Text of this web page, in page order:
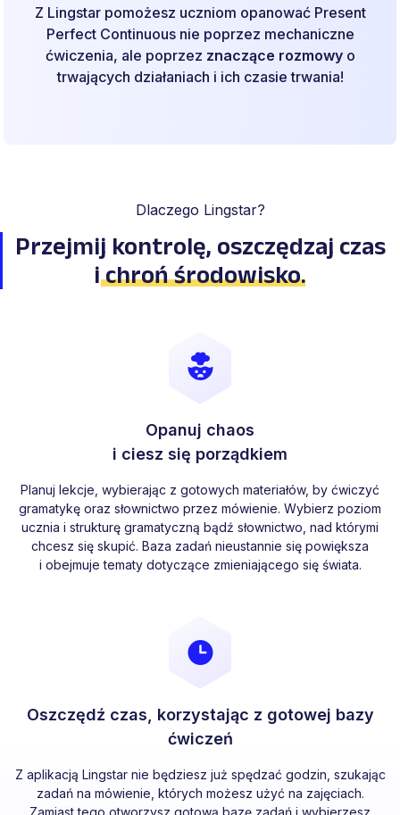
Z Lingstar pomożesz uczniom opanować Present
Perfect Continuous nie poprzez mechaniczne
ćwiczenia, ale poprzez znaczące rozmowyo
trwających działaniach i ich czasie trwania!
Dlaczego Lingstar?
Przejmij kontrolę, oszczędzaj czas
ichroń środowisko.
Opanuj chaos
i ciesz się porządkiem
Planuj lekcje, wybierając z gotowych materiałów, by ćwiczyć
gramatykę oraz słownictwo przez mówienie. Wybierz poziom
ucznia i strukturę gramatyczną bądź słownictwo, nad którymi
chcesz się skupić. Baza zadań nieustannie się powiększa
i obejmuje tematy dotyczące zmieniającego się świata.
Oszczędź czas, korzystając z gotowej bazy
ćwiczeń
Z aplikacją Lingstar nie będziesz już spędzać godzin, szukając
zadań na mówienie, których możesz użyć na zajęciach.
Zamiast tego otworzysz gotową bazę zadań i wybierzesz